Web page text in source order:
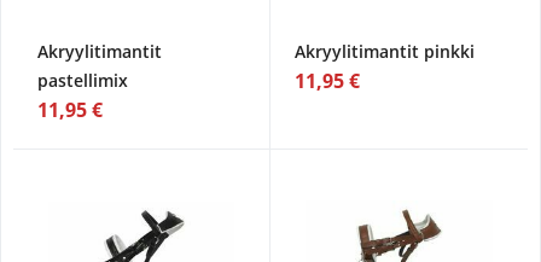
Akryylitimantit
pastellimix
11,95 €
Akryylitimantit pinkki
11,95 €